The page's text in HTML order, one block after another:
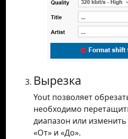
Вырезка
Yout позволяет
необходимо
диапазон или
«От» и «До».